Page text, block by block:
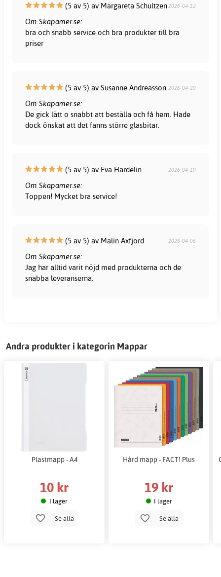
(5 av 5) av Margareta Schultzen2026-04-12
Om Skapamer.se:
bra och snabb service och bra produkter till bra
priser
(5 av 5) av Susanne Andreasson 2026-04-20
Om Skapamer.se:
De gick lätt o snabbt att beställa och få hem. Hade
dock önskat att det fanns större glasbitar.
(5 av 5) av Eva Hardelin 2026-04-19
Om Skapamer.se:
Toppen! Mycket bra service!
(5 av 5) av Malin Axfjord 2026-04-06
Om Skapamer.se:
Jag har alltid varit nöjd med produkterna och de
snabba leveranserna.
Andra produkter i kategorin Mappar
Plastmapp - A4
10 kr
I lager
Se alla
Hård mapp - FACT! Plus
19 kr
I lager
Se alla